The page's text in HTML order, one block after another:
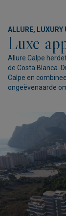
ALLURE, LUXURY
Luxe
Allure Calpe
de Costa Blanca.
Calpe en
ongeëvenaarde